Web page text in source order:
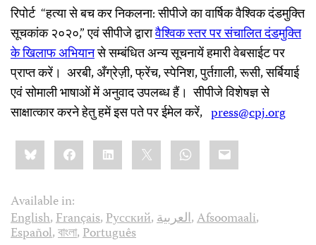
रिपोर्ट “हत्या से बच कर निकलना: सीपीजे का वार्षिक वैश्विक दंडमुक्ति
सूचकांक २०२०,” एवं सीपीजे द्वारावैश्विकस्तरपरसंचालितदंडमुक्ति
केखिलाफअभियानसे सम्बंधित अन्य सूचनायें हमारी वेबसाईट पर
प्राप्त करें। अरबी, अँग्रेज़ी, फ्रेंच, स्पेनिश, पुर्तग़ाली, रूसी, सर्बियाई
एवं सोमाली भाषाओं में अनुवाद उपलब्ध हैं। सीपीजे विशेषज्ञ से
साक्षात्कार करने हेतु हमें इस पते पर ईमेल करें, press@cpj.org
Share
this:BlueskyFacebookLinkedIn WhatsApp
Email
Available in:
English,Français,Русский,العربية,Afsoomaali,
Español,বাংলা,Português